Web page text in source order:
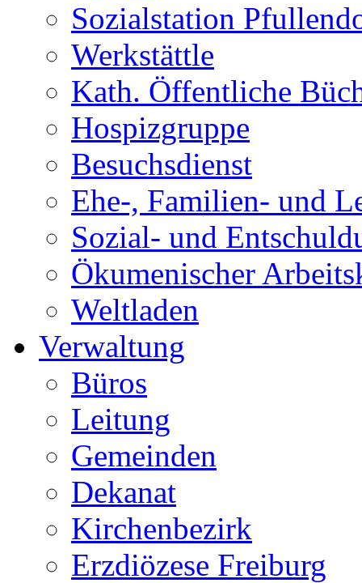
Sozialstation
Werkstättle
Kath. Öffentliche
Hospizgruppe
Besuchsdienst
Ehe-, Familien- und
Sozial- und
Ökumenischer
Weltladen
Verwaltung
Büros
Leitung
Gemeinden
Dekanat
Kirchenbezirk
Erzdiözese Freiburg